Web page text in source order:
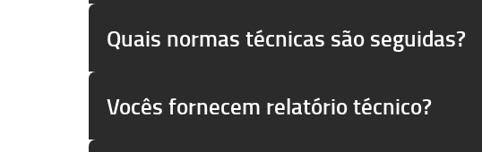
Quais normas técnicas são seguidas?
Vocês fornecem relatório técnico?